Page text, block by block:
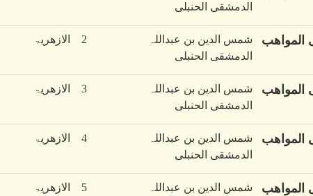
الدمشقی الحنبلی
الازھریۃ 2
شمس الدین بن عبداللہ
الدمشقی الحنبلی
المواھب
الازھریۃ 3
شمس الدین بن عبداللہ
الدمشقی الحنبلی
المواھب
الازھریۃ 4
شمس الدین بن عبداللہ
الدمشقی الحنبلی
المواھب
الازھریۃ 5
شمس الدین بن عبداللہ
المواھب